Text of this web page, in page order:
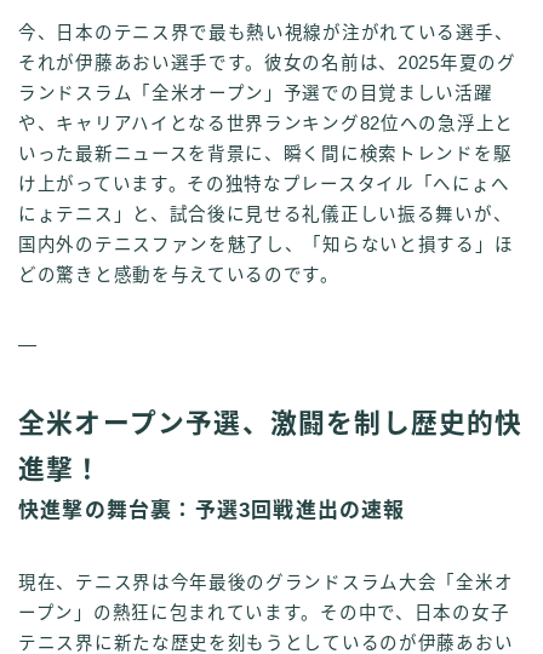
今、日本のテニス界で最も熱い視線が注がれている選手、
それが伊藤あおい選手です。彼女の名前は、2025年夏のグ
ランドスラム「全米オープン」予選での目覚ましい活躍
や、キャリアハイとなる世界ランキング82位への急浮上と
いった最新ニュースを背景に、瞬く間に検索トレンドを駆
け上がっています。その独特なプレースタイル「へにょへ
にょテニス」と、試合後に見せる礼儀正しい振る舞いが、
国内外のテニスファンを魅了し、「知らないと損する」ほ
どの驚きと感動を与えているのです。
—
全米オープン予選、激闘を制し歴史的快
進撃！
快進撃の舞台裏：予選3回戦進出の速報
現在、テニス界は今年最後のグランドスラム大会「全米オ
ープン」の熱狂に包まれています。その中で、日本の女子
テニス界に新たな歴史を刻もうとしているのが伊藤あおい